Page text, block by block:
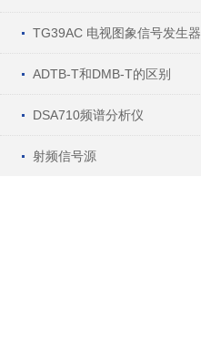
TG39AC 电视图象信号发生器
ADTB-T和DMB-T的区别
DSA710频谱分析仪
射频信号源